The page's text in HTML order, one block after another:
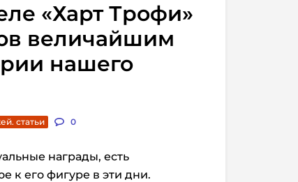
«Харт Трофи»
величайшим
нашего
статьи 0
награды, есть
к его фигуре в эти дни.